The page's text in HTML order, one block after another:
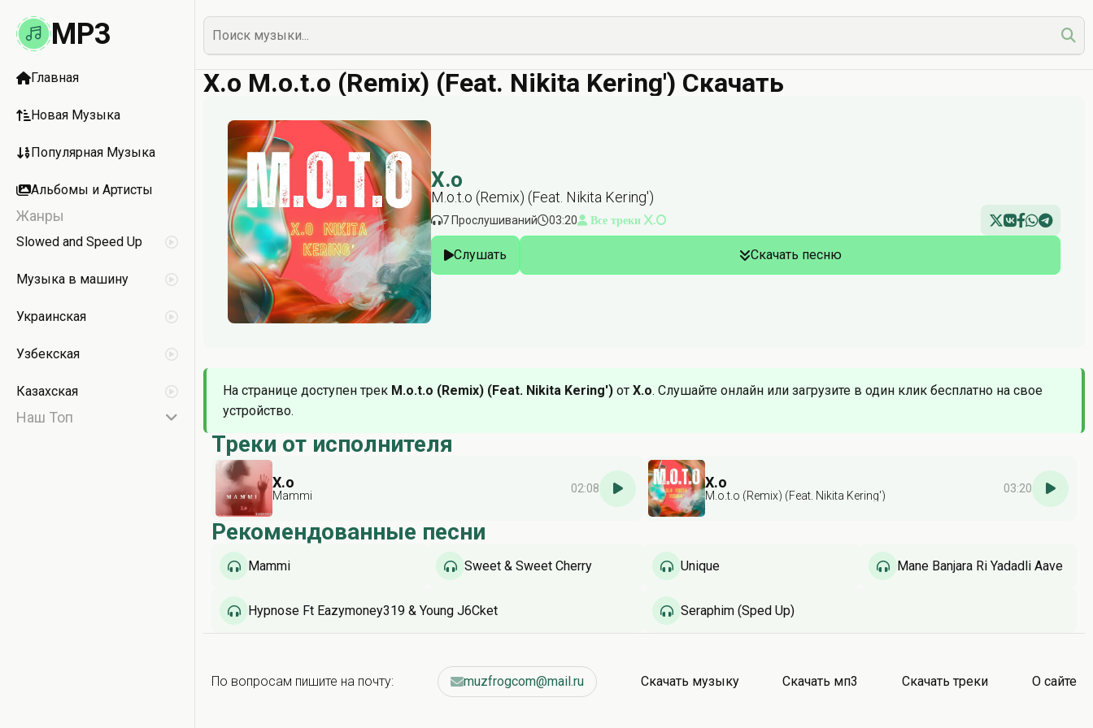
MP3
Главная
Новая Музыка
Популярная Музыка
Альбомы и Артисты
Жанры
Slowed and Speed Up
Музыка в машину
Украинская
Узбекская
Казахская
Наш Топ
X.o M.o.t.o (Remix) (Feat. Nikita Kering') Скачать
X.o
M.o.t.o (Remix) (Feat. Nikita Kering')
7 Прослушиваний 03:20 Все треки X.o
Слушать Скачать песню
На странице доступен трек M.o.t.o (Remix) (Feat. Nikita Kering') от X.o. Слушайте онлайн или загрузите в один клик бесплатно на свое
устройство.
Треки от исполнителя
X.o
Mammi
02:08 X.o
M.o.t.o (Remix) (Feat. Nikita Kering')
03:20
Рекомендованные песни
Mammi Sweet & Sweet Cherry Unique Mane Banjara Ri Yadadli Aave
Hypnose Ft Eazymoney319 & Young J6Cket Seraphim (Sped Up)
По вопросам пишите на почту: muzfrogcom@mail.ru Скачать музыку Скачать мп3 Скачать треки О сайте